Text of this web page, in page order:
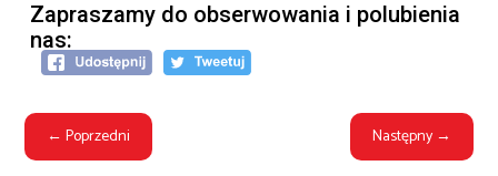
Zapraszamy do obserwowania i polubienia
nas:
←Poprzedni Następny→